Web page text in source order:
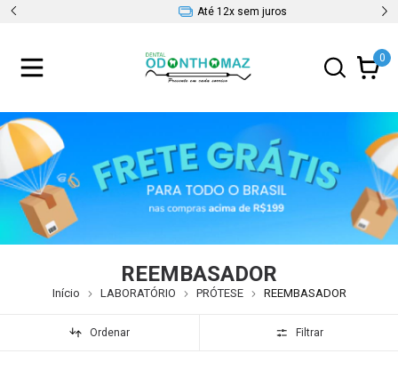
Até 12x sem juros
0
REEMBASADOR
Início LABORATÓRIO PRÓTESE REEMBASADOR
Ordenar Filtrar